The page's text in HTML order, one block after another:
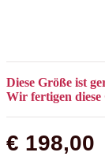
Diese Größe ist
Wir fertigen
€ 198,00